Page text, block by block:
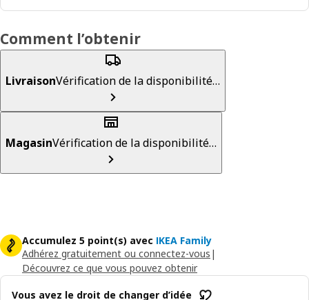
Comment l’obtenir
LivraisonVérification de la disponibilité…
MagasinVérification de la disponibilité…
Accumulez 5 point(s) avec IKEA Family
Adhérez gratuitement ou connectez-vous |
Découvrez ce que vous pouvez obtenir
Vous avez le droit de changer d’idée